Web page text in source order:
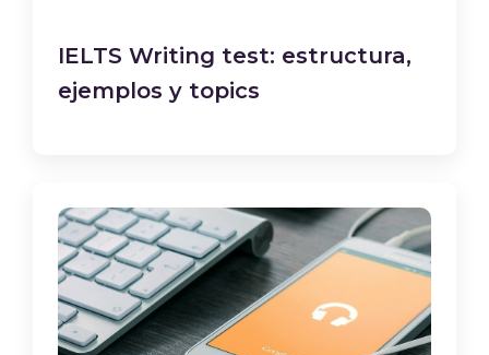
IELTS Writing test: estructura,
ejemplos y topics